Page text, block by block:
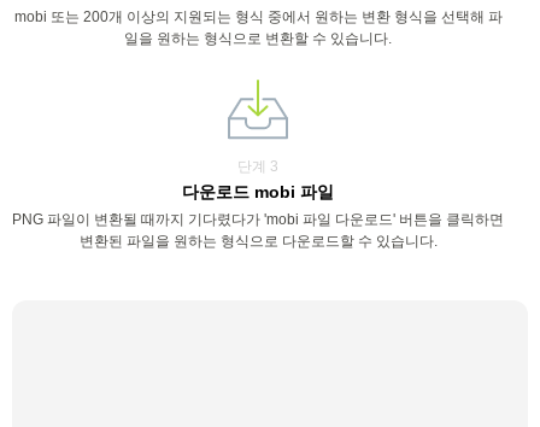
mobi 또는 200개 이상의 지원되는 형식 중에서 원하는 변환 형식을 선택해 파
일을 원하는 형식으로 변환할 수 있습니다.
단계 3
다운로드 mobi 파일
PNG 파일이 변환될 때까지 기다렸다가 'mobi 파일 다운로드' 버튼을 클릭하면
변환된 파일을 원하는 형식으로 다운로드할 수 있습니다.